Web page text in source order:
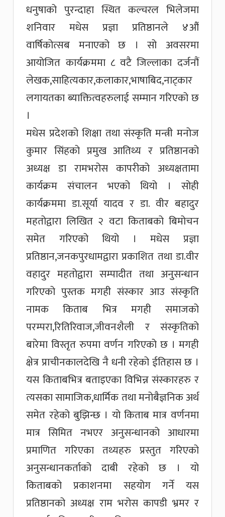
धनुषाको पुरन्दाहा स्थित कल्चरल भिलेजमा
शनिवार मधेस प्रज्ञा प्रतिष्ठानले ४औं
वार्षिकोत्सब मनाएको छ । सो अवसरमा
आयोजित कार्यक्रममा ८ वटै जिल्लाका दर्जनौं
लेखक,साहित्यकार,कलाकार,भाषाबिद,नाट्कार
लगायतका ब्याक्तित्वहरुलाई सम्मान गरिएको छ
।
मधेस प्रदेशको शिक्षा तथा संस्कृति मन्त्री मनोज
कुमार सिंहको प्रमुख आतिथ्य र प्रतिष्ठानको
अध्यक्ष डा रामभरोस कापरीको अध्यक्षतामा
कार्यक्रम संचालन भएको थियो । सोही
कार्यक्रममा डा.सूर्या यादव र डा. वीर बहादुर
महतोद्वारा लिखित २ वटा किताबको बिमोचन
समेत गरिएको थियो । मधेस प्रज्ञा
प्रतिष्ठान,जनकपुरधामद्वारा प्रकाशित तथा डा.वीर
वहादुर महतोद्वारा सम्पादीत तथा अनुसन्धान
गरिएको पुस्तक मगही संस्कार आउ संस्कृति
नामक किताब भित्र मगही समाजको
परम्परा,रितिरिवाज,जीवनशैली र संस्कृतिको
बारेमा विस्तृत रुपमा वर्णन गरिएको छ । मगही
क्षेत्र प्राचीनकालदेखि नै धनी रहेको ईतिहास छ ।
यस किताबभित्र बताइएका विभिन्न संस्कारहरु र
त्यसका सामाजिक,धार्मिक तथा मनोबैज्ञनिक अर्थ
समेत रहेको बुझिन्छ । यो किताब मात्र वर्णनमा
मात्र सिमित नभएर अनुसन्धानको आधारमा
प्रमाणित गरिएका तथ्यहरु प्रस्तुत गरिएको
अनुसन्धानकर्ताको दाबी रहेको छ । यो
किताबको प्रकाशनमा सहयोग गर्ने यस
प्रतिष्ठानको अध्यक्ष राम भरोस कापडी भ्रमर र